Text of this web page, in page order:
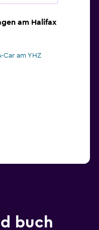
am Halifax
Car am YHZ
buch